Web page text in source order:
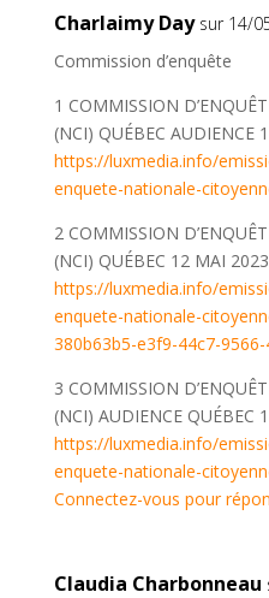
Charlaimy Day sur 14/
Commission d’enquête
1 COMMISSION
(NCI) QUÉBEC AUDIENCE
https://luxmedia.info/
enquete-nationale-
2 COMMISSION
(NCI) QUÉBEC 12 MAI 2023
https://luxmedia.info/
enquete-nationale-
380b63b5-e3f9-44c7-
3 COMMISSION
(NCI) AUDIENCE QUÉBEC
https://luxmedia.info/
enquete-nationale-
Connectez-vous pour
Claudia Charbonneau